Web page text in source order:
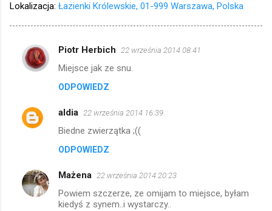
Lokalizacja: Łazienki Królewskie, 01-999 Warszawa, Polska
K
e
n
r
z
Piotr Herbich 22 września 2014 08:41
Miejsce jak ze snu.
ODPOWIEDZ
aldia 22 września 2014 16:39
Biedne zwierzątka ;((
ODPOWIEDZ
Mażena 22 września 2014 20:23
Powiem szczerze, ze omijam to miejsce, byłam
kiedyś z synem..i wystarczy..